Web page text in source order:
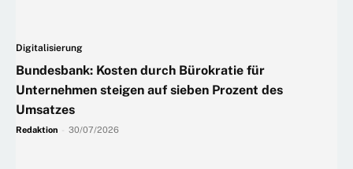
Digitalisierung
Bundesbank: Kosten durch Bürokratie für
Unternehmen steigen auf sieben Prozent des
Umsatzes
Redaktion 30/07/2026